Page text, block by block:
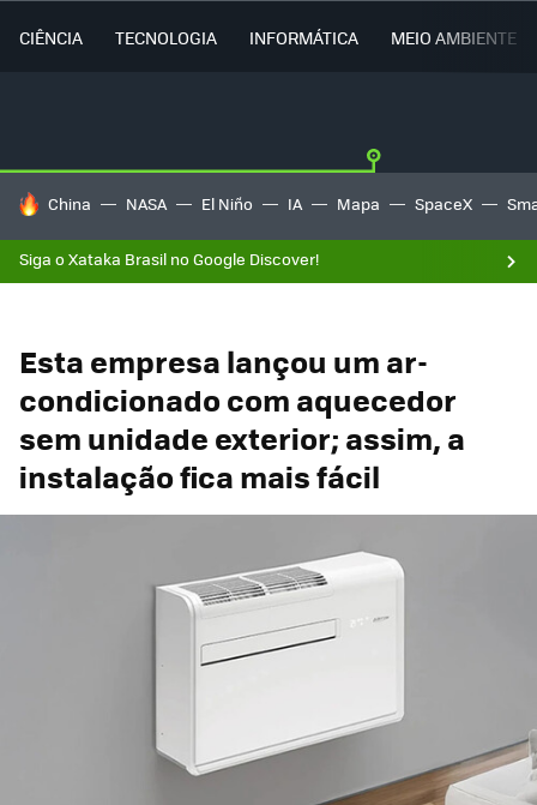
CIÊNCIA TECNOLOGIA INFORMÁTICA MEIO AMBIENTE
TENDÊNCIAS DO DIA
China NASA El Niño IA Mapa SpaceX
Siga o Xataka Brasil no Google Discover!
Esta empresa lançou um ar-
condicionado com aquecedor
sem unidade exterior; assim, a
instalação fica mais fácil